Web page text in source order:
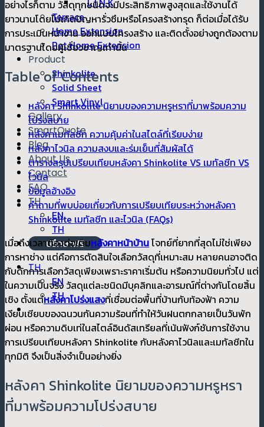
Terrace
Home Extension
Pet Home Extension
Product
Shinkolite
Solid Sheet
Smart Vinyl
Gallery
SmartQuote
Blog
About Us
Contact
FAQ
TH
EN
TH
ปรึกษาฟรี
TH
EN
TH
อย่างไรก็ตาม วัสดุทุกชนิดจะมีประสิทธิภาพสูงสุดและใช้งานได้
ยาวนานโดยไม่เกิดปัญหารั่วซึมหรือโครงสร้างทรุด ก็ต่อเมื่อได้รับ
การประเมินหน้างาน ออกแบบโครงสร้าง และติดตั้งอย่างถูกต้องตาม
มาตรฐานโดยผู้เชี่ยวชาญเท่านั้น
Table of Contents
หลังคา Shinkolite นิยามของความหรูหราที่มาพร้อมความ
โปร่งสบาย
หลังคาเมทัลชีท ความคุ้มค่าในสไตล์ที่เรียบง่าย
หลังคาไวนิล ความสงบและร่มเย็นที่สัมผัสได้
ตารางสรุปเปรียบเทียบหลังคา Shinkolite VS เมทัลชีท VS
ไวนิล
ข้อมูลอ้างอิง
คำถามที่พบบ่อยเกี่ยวกับการเปรียบเทียบระหว่างหลังคา
Shinkolite เมทัลชีท และไวนิล (FAQs)
เมื่อถึงเวลาต้องต่อเติมหลังคาหน้าบ้านโจทย์ที่ยากที่สุดไม่ใช่เพียง
การหาช่าง แต่คือการตัดสินใจเลือกวัสดุที่เหมาะสม หลายคนอาจติด
กับดักการเลือกวัสดุเพียงเพราะราคาเริ่มต้น หรือความนิยมทั่วไป แต่
ในความเป็นจริง วัสดุแต่ละชนิดมีบุคลิกและอารมณ์ที่ต่างกันโดยสิ้น
เชิง ตั้งแต่หลังคาโปร่งแสงที่เชื่อมต่อพื้นที่บ้านกับท้องฟ้า ความ
เงียบเชียบของฉนวนกันความร้อนที่ทำให้วันฝนตกกลายเป็นวันพัก
ผ่อน หรือความดิบเท่ในสไตล์อินดัสเทรียลที่เน้นฟังก์ชันการใช้งาน
การเปรียบเทียบหลังคา Shinkolite กับหลังคาไวนิลและเมทัลชีทใน
ทุกมิติ จึงเป็นสิ่งจำเป็นอย่างยิ่ง
หลังคา Shinkolite นิยามของความหรูหรา
ที่มาพร้อมความโปร่งสบาย